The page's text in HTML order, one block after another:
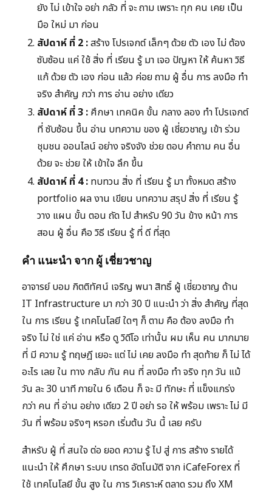
ยัง ไม่ เข้าใจ อย่า กลัว ที่ จะ ถาม เพราะ ทุก คน เคย เป็น
มือ ใหม่ มา ก่อน
สัปดาห์ ที่ 2 :สร้าง โปรเจกต์ เล็กๆ ด้วย ตัว เอง ไม่ ต้อง
ซับซ้อน แค่ ใช้ สิ่ง ที่ เรียน รู้ มา เจอ ปัญหา ให้ ค้นหา วิธี
แก้ ด้วย ตัว เอง ก่อน แล้ว ค่อย ถาม ผู้ อื่น การ ลงมือ ทำ
จริง สำคัญ กว่า การ อ่าน อย่าง เดียว
สัปดาห์ ที่ 3 : ศึกษา เทคนิค ขั้น กลาง ลอง ทำ โปรเจกต์
ที่ ซับซ้อน ขึ้น อ่าน บทความ ของ ผู้ เชี่ยวชาญ เข้า ร่วม
ชุมชน ออนไลน์ อย่าง จริงจัง ช่วย ตอบ คำถาม คน อื่น
ด้วย จะ ช่วย ให้ เข้าใจ ลึก ขึ้น
สัปดาห์ ที่ 4 : ทบทวน สิ่ง ที่ เรียน รู้ มา ทั้งหมด สร้าง
portfolio ผล งาน เขียน บทความ สรุป สิ่ง ที่ เรียน รู้
วาง แผน ขั้น ตอน ถัด ไป สำหรับ 90 วัน ข้าง หน้า การ
สอน ผู้ อื่น คือ วิธี เรียน รู้ ที่ ดี ที่สุด
คำ แนะนำ จาก ผู้ เชี่ยวชาญ
อาจารย์ บอม กิตติทัศน์ เจริญ พนา สิทธิ์ ผู้ เชี่ยวชาญ ด้าน
IT Infrastructure มา กว่า 30 ปี แนะนำ ว่า สิ่ง สำคัญ ที่สุด
ใน การ เรียน รู้ เทคโนโลยี ใดๆ ก็ ตาม คือ ต้อง ลงมือ ทำ
จริง ไม่ ใช่ แค่ อ่าน หรือ ดู วิดีโอ เท่านั้น ผม เห็น คน มากมาย
ที่ มี ความ รู้ ทฤษฎี เยอะ แต่ ไม่ เคย ลงมือ ทำ สุดท้าย ก็ ไม่ ได้
อะไร เลย ใน ทาง กลับ กัน คน ที่ ลงมือ ทำ จริง ทุก วัน แม้
วัน ละ 30 นาที ภายใน 6 เดือน ก็ จะ มี ทักษะ ที่ แข็งแกร่ง
กว่า คน ที่ อ่าน อย่าง เดียว 2 ปี อย่า รอ ให้ พร้อม เพราะ ไม่ มี
วัน ที่ พร้อม จริงๆ หรอก เริ่มต้น วัน นี้ เลย ครับ
สำหรับ ผู้ ที่ สนใจ ต่อ ยอด ความ รู้ ไป สู่ การ สร้าง รายได้
แนะนำ ให้ ศึกษา ระบบ เทรด อัตโนมัติ จาก iCafeForex ที่
ใช้ เทคโนโลยี ขั้น สูง ใน การ วิเคราะห์ ตลาด รวม ถึง XM